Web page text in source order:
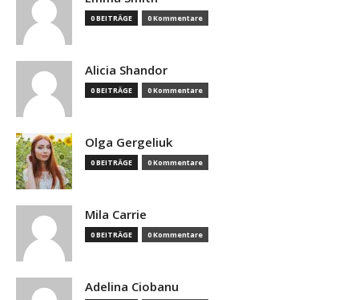
0 BEITRÄGE 0 Kommentare
Alicia Shandor
0 BEITRÄGE 0 Kommentare
Olga Gergeliuk
0 BEITRÄGE 0 Kommentare
Mila Carrie
0 BEITRÄGE 0 Kommentare
Adelina Ciobanu